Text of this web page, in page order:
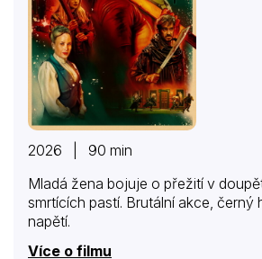
2026 | 90 min
Mladá žena bojuje o přežití v
smrtících pastí. Brutální akce, černý
napětí.
Více o filmu